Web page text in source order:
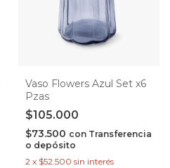
Vaso Flowers Azul Set x6
Pzas
$105.000
$73.500 con Transferencia
o depósito
2 x $52.500 sin interés